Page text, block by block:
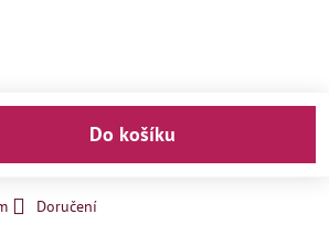
Do košíku
Doručení